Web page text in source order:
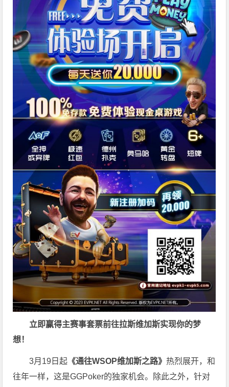
立即赢得主赛事套票前往拉斯维加斯实现你的梦
想！
3月19日起 《通往WSOP维加斯之路》 热烈展开，和
往年一样，这是GGPoker的独家机会。除此之外，针对